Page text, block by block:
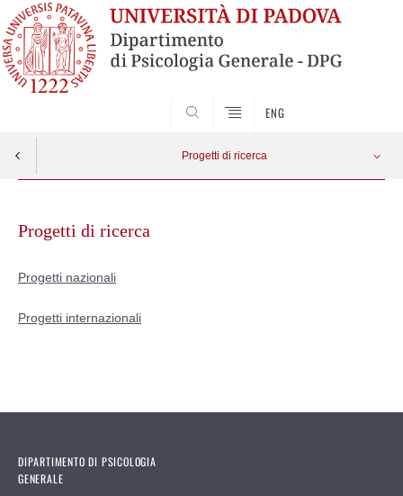
ENG
Progetti di ricerca
contentProgetti di ricerca
Progetti nazionali
Progetti internazionali
DIPARTIMENTO DI PSICOLOGIA
GENERALE